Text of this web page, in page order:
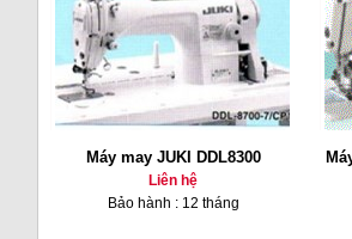
Máy may JUKI DDL8300
Liên hệ
Bảo hành : 12 tháng